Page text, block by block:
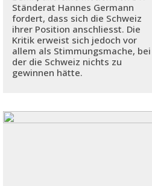
Ständerat Hannes Germann
fordert, dass sich die Schweiz
ihrer Position anschliesst. Die
Kritik erweist sich jedoch vor
allem als Stimmungsmache, bei
der die Schweiz nichts zu
gewinnen hätte.